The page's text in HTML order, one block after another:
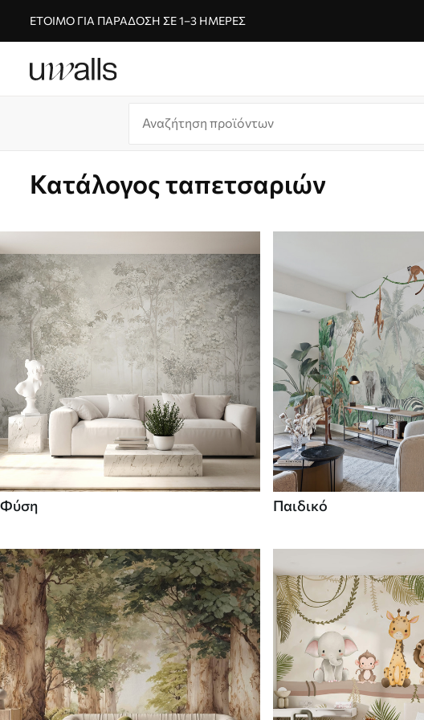
ΈΤΟΙΜΟ ΓΙΑ ΠΑΡΆΔΟΣΗ ΣΕ 1–3 ΗΜΈΡΕΣ
Κατάλογος ταπετσαριών
Φύση Παιδικό